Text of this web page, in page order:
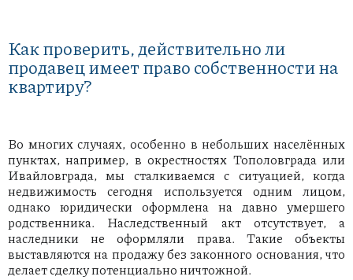
Как проверить, действительно ли
продавец имеет право собственности на
квартиру?
Во многих случаях, особенно в небольших населённых
пунктах, например, в окрестностях Тополовграда или
Ивайловграда, мы сталкиваемся с ситуацией, когда
недвижимость сегодня используется одним лицом,
однако юридически оформлена на давно умершего
родственника. Наследственный акт отсутствует, а
наследники не оформляли права. Такие объекты
выставляются на продажу без законного основания, что
делает сделку потенциально ничтожной.